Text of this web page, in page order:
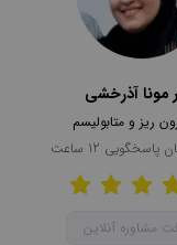
مونا آذرخشی
ریز و متابولیسم
پاسخگویی 12 ساعت
مشاوره آنلاین